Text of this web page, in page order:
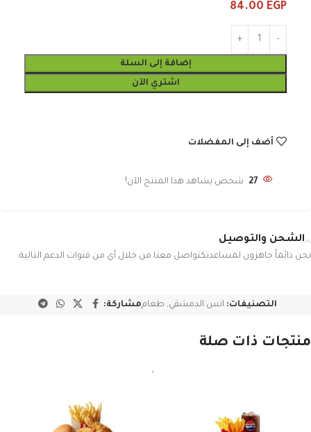
84.00 EGP
إضافة إلى السلة
اشتري الآن
أضف إلى المفضلات
27 شخص يشاهد هذا المنتج الآن!
الشحن والتوصيل
نحن دائماً جاهزون لمساعدتكتواصل معنا من خلال أي من قنوات الدعم التالية:
التصنيفات: انس الدمشقي, طعاممشاركة:
منتجات ذات صلة